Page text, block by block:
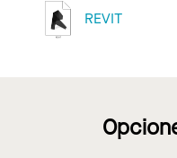
REVIT